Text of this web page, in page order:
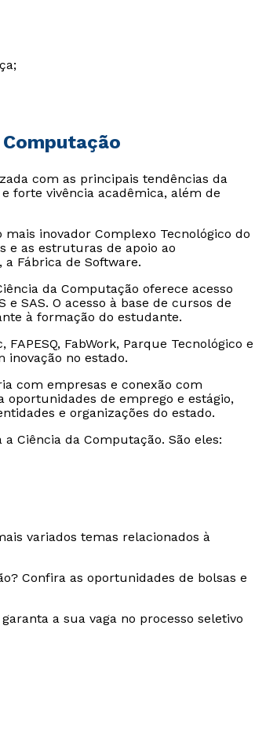
com as principais tendências da
forte vivência acadêmica, além de
inovador Complexo Tecnológico do
e as estruturas de apoio ao
Fábrica de Software.
da Computação oferece acesso
e SAS. O acesso à base de cursos de
à formação do estudante.
FabWork, Parque Tecnológico e
inovação no estado.
com empresas e conexão com
oportunidades de emprego e estágio,
e organizações do estado.
Ciência da Computação. São eles:
variados temas relacionados à
Confira as oportunidades de bolsas e
a sua vaga no processo seletivo
envio de conteúdos do Unipê.
envio de conteúdos da Cruzeiro do Sul.